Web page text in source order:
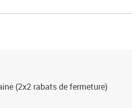
(2x2 rabats de fermeture)